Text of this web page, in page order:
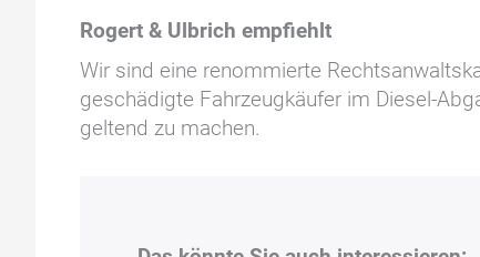
Rogert & Ulbrich empfiehlt
Wir sind eine renommierte
geschädigte Fahrzeugkäufer im Diesel-
geltend zu machen.